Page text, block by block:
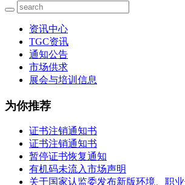
资讯中心
TGC资讯
通知公告
市场供求
展会与培训信息
为你推荐
证书注销通知书
证书注销通知书
暂停证书恢复通知
有机码未流入市场声明
关于国家认监委发布新版环境、职